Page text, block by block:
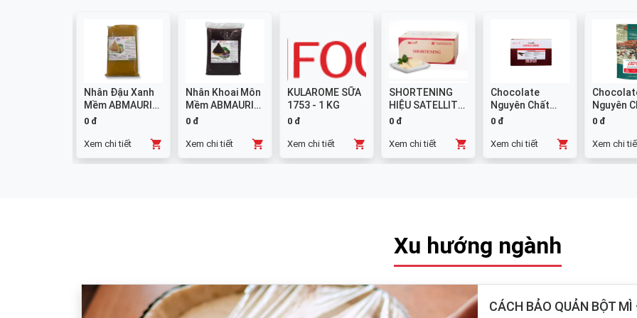
Nhân Đậu Xanh
Mềm ABMAURI
3kg
0 đ
Xem chi tiết
Nhân Khoai Môn
Mềm ABMAURI
3kg
0 đ
Xem chi tiết
KULAROME SỮA
1753 - 1 KG
0 đ
Xem chi tiết
SHORTENING
HIỆU SATELLITE
25 KG
0 đ
Xem chi tiết
Chocolate
Nguyên Chất
Đen GHANA
0 đ
Xem chi tiết
Nguyên
Sữa 38% -
0 đ
Xem chi
Xu hướng ngành
CÁCH BẢO QUẢN BỘT